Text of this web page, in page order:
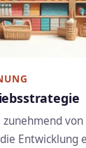
Entwicklung